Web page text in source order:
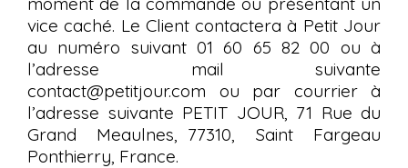
vice caché. Le Client contactera à Petit Jour
au numéro suivant 01 60 65 82 00 ou à
l’adresse mail suivante
contact@petitjour.com ou par courrier à
l’adresse suivante PETIT JOUR, 71 Rue du
Grand Meaulnes, 77310, Saint Fargeau
Ponthierry, France.